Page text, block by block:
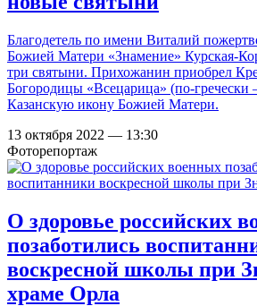
Благодетель по имени Виталий
Божией Матери «Знамение» Курская-
три святыни. Прихожанин приобрел
Богородицы «Всецарица» (по-гречески
Казанскую икону Божией Матери.
13 октября 2022 — 13:30
Фоторепортаж
О здоровье российских
позаботились
воскресной школы при
храме Орла